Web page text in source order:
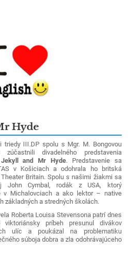
Hyde
III.DP spolu s Mgr. M. Bongovou
divadelného predstavenia
and Mr Hyde. Predstavenie sa
v Košiciach a odohrala ho britská
Britain. Spolu s našimi žiakmi sa
John Cymbal, rodák z USA, ktorý
v Michalovciach a ako lektor – native
základných a stredných školách.
Roberta Louisa Stevensona patrí dnes
príbeh presunul divákov
ulíc a poukázal na problematiku
súboja dobra a zla odohrávajúceho